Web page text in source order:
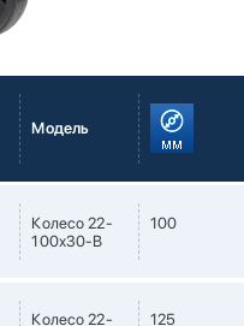
Модель
Колесо 22-
100х30-В
100
Колесо 22-
125